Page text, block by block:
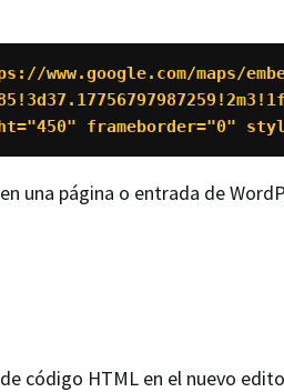
www.google.com/maps/
frameborder="0"
una página o entrada de
código HTML en el nuevo